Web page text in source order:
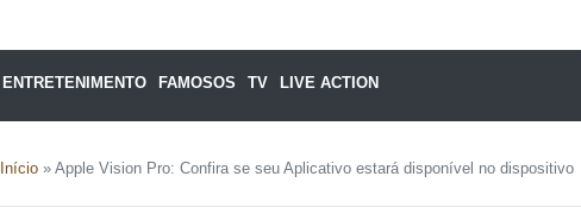
ENTRETENIMENTO FAMOSOS TV LIVE ACTION
Início » Apple Vision Pro: Confira se seu Aplicativo estará disponível no dispositivo